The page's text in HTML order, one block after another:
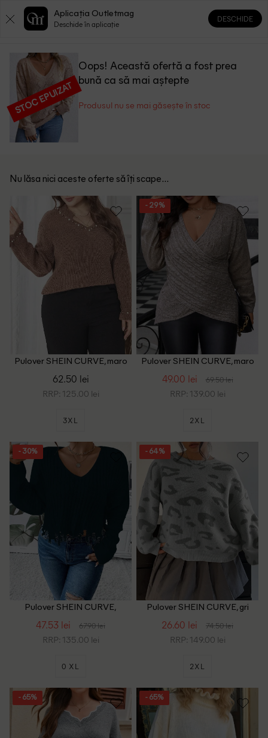
0 0
STOC EPUIZAT
Oops! Această ofertă a fost prea
bună ca să mai aștepte
Produsul nu se mai găsește în stoc
Nu lăsa nici aceste oferte să îți scape...
Pulover SHEIN CURVE, maro
62.50 lei
RRP: 125.00 lei
3XL
- 29%
Pulover SHEIN CURVE, maro
49.00 lei 69.50 lei
RRP: 139.00 lei
2XL
- 30%
Pulover SHEIN CURVE,
47.53 lei 67.90 lei
RRP: 135.00 lei
0 XL
- 64%
Pulover SHEIN CURVE, gri
26.60 lei 74.50 lei
RRP: 149.00 lei
2XL
- 65% - 65%
Aplicația Outletmag
Deschide în aplicație
DESCHIDE